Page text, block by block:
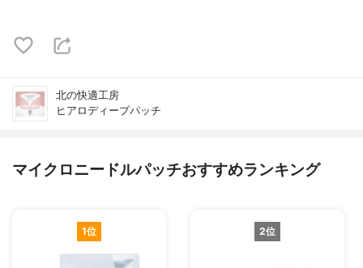
北の快適工房
ヒアロディープパッチ
マイクロニードルパッチおすすめランキング
1位 2位